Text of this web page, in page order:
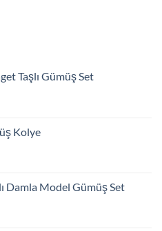
Taşlı Gümüş Set
Kolye
Damla Model Gümüş Set